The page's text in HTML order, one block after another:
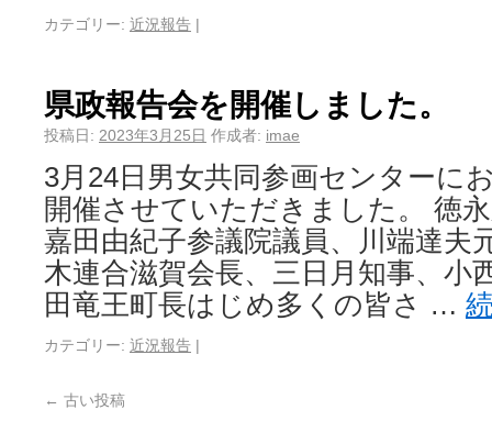
カテゴリー: 近況報告 |
県政報告会を開催しました。
投稿日: 2023年3月25日 作成者: imae
3月24日男女共同参画センターに
開催させていただきました。 徳
嘉田由紀子参議院議員、川端達夫
木連合滋賀会長、三日月知事、小
田竜王町長はじめ多くの皆さ …
カテゴリー: 近況報告 |
← 古い投稿